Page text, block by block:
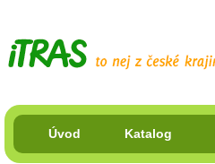
Úvod Katalog